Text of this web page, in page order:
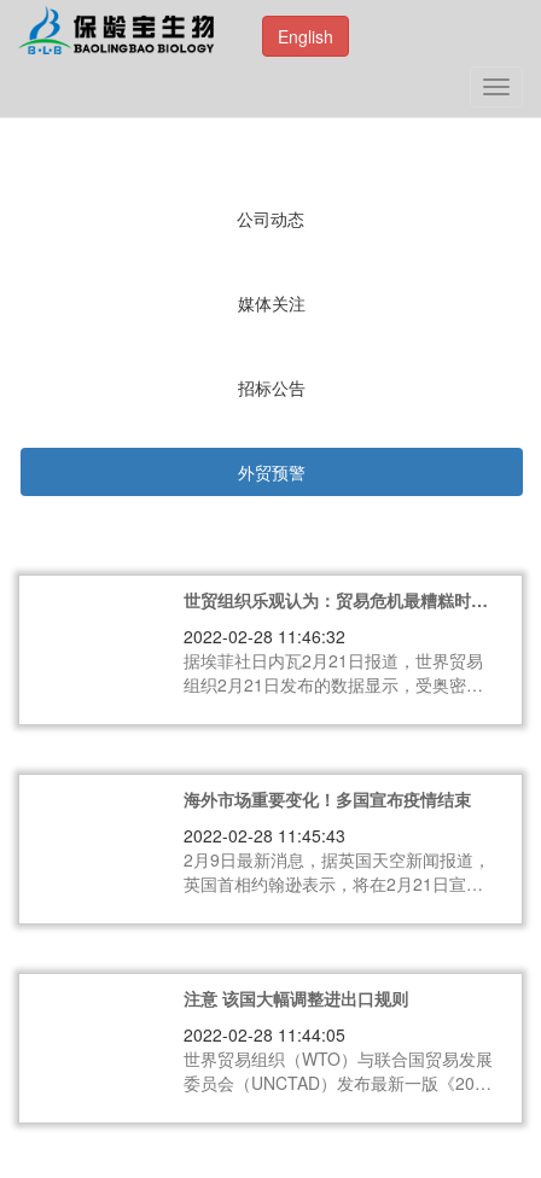
English
公司动态
媒体关注
招标公告
外贸预警
世贸组织乐观认为：贸易危机最糟糕时刻
2022-02-28 11:46:32
据埃菲社日内瓦2月21日报道，世界贸易
组织2月21日发布的数据显示，受奥密克
贸易景气指数短期内将继续走低，供应链
海外市场重要变化！多国宣布疫情结束
2022-02-28 11:45:43
2月9日最新消息，据英国天空新闻报道，
英国首相约翰逊表示，将在2月21日宣
提前一个月结束对新冠疫情的限制。
注意 该国大幅调整进出口规则
2022-02-28 11:44:05
世界贸易组织（WTO）与联合国贸易发展
委员会（UNCTAD）发布最新一版《2021
2021）》，阿尔及利亚以18.9%的平均关